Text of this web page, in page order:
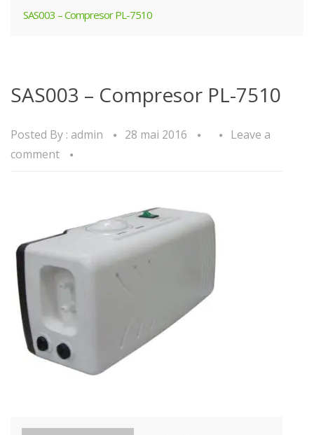
SAS003 – Compresor PL-7510
SAS003 – Compresor PL-7510
Posted By : admin 28 mai 2016
Leave a
comment